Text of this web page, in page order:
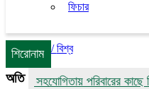
ফিচার
শিরোনাম
সহযোগিতায় পরিবারের কাছে
/বিশ্ব
অতি